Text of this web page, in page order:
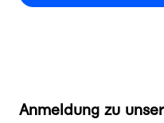
Anmeldung zu